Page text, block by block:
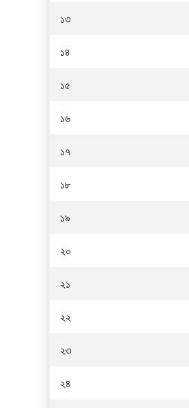
১৩
১৪
১৫
১৬
১৭
১৮
১৯
২০
২১
২২
২৩
২৪